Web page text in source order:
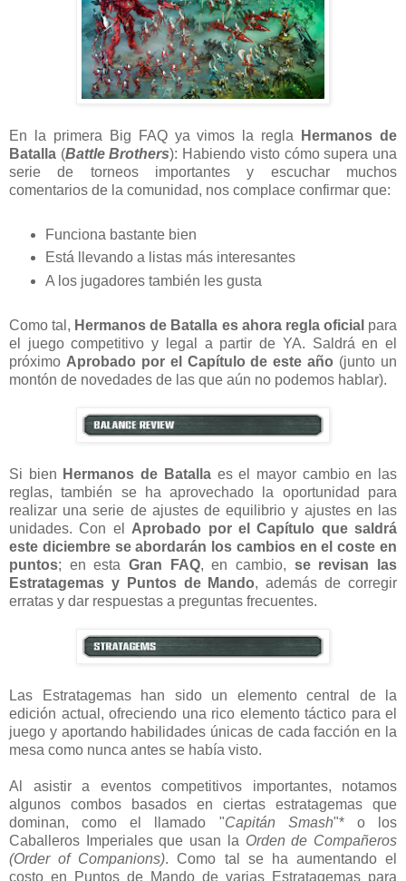
En la primera Big FAQ ya vimos la regla
Hermanos de
Batalla (Battle Brothers): Habiendo visto cómo supera una
serie de torneos importantes y escuchar muchos
comentarios de la comunidad, nos complace confirmar que:
Funciona bastante bien
Está llevando a listas más interesantes
A los jugadores también les gusta
Como tal, Hermanos de Batalla es ahora regla oficial para
el juego competitivo y legal a partir de YA. Saldrá en el
próximo Aprobado por el Capítulo de este año (junto un
montón de novedades de las que aún no podemos hablar).
Si bien Hermanos de Batallaes el mayor cambio en las
reglas, también se ha aprovechado la oportunidad para
realizar una serie de ajustes de equilibrio y ajustes en las
unidades. Con el Aprobado por el Capítulo que saldrá
este diciembre se abordarán los cambios en el coste en
puntos; en esta Gran FAQ, en cambio, se revisan las
Estratagemas y Puntos de Mando, además de corregir
erratas y dar respuestas a preguntas frecuentes.
Las Estratagemas han sido un elemento central de la
edición actual, ofreciendo una rico elemento táctico para el
juego y aportando habilidades únicas de cada facción en la
mesa como nunca antes se había visto.
Al asistir a eventos competitivos importantes, notamos
algunos combos basados ​​en ciertas estratagemas que
dominan, como el llamado "Capitán Smash"* o los
Caballeros Imperiales que usan la Orden de Compañeros
(Order of Companions). Como tal se ha aumentando el
costo en Puntos de Mando de varias Estratagemas para